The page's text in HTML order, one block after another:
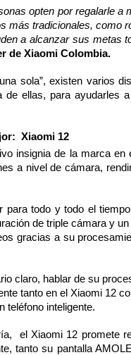
opten por regalarle
más tradicionales,
a alcanzar sus metas
de Xiaomi Colombia.
sola”, existen varios
de ellas, para
Xiaomi 12
insignia de la marca
a nivel de cámara,
para todo y todo el
de triple cámara y
gracias a su
claro, hablar de su
tanto en el Xiaomi 12
teléfono inteligente.
el Xiaomi 12 promete
tanto su pantalla